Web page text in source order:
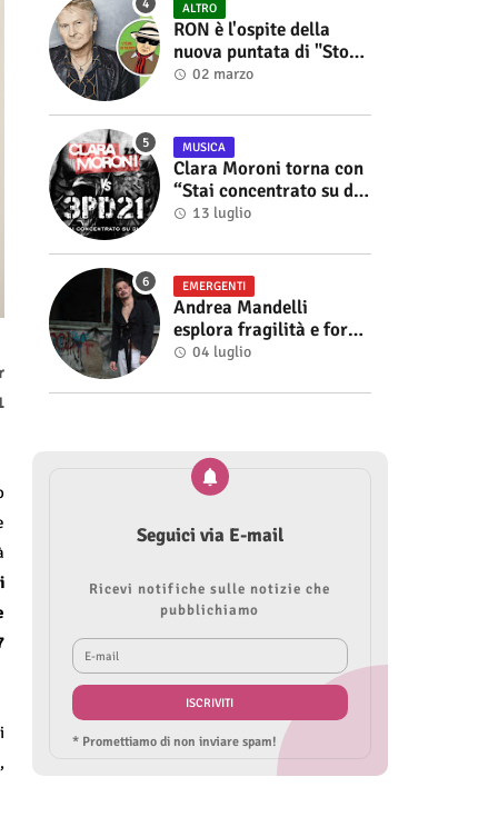
ALTRO
RON è l'ospite della
nuova puntata di "Storie
di Musica", in onda sul
Alberto Salerno
02 marzo
MUSICA
Clara Moroni torna con
“Stai concentrato su di
me”, il nuovo singolo
13 luglio
EMERGENTI
Andrea Mandelli
esplora fragilità e forza
nel videoclip di “Sofia”
04 luglio
Seguici via E-mail
Ricevi notifiche sulle notizie che
pubblichiamo
* Promettiamo di non inviare spam!